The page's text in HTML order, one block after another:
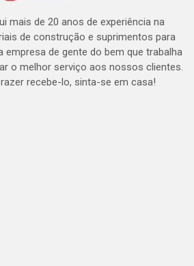
mais de 20 anos de experiência na
de construção e suprimentos para
empresa de gente do bem que trabalha
o melhor serviço aos nossos clientes.
recebe-lo, sinta-se em casa!